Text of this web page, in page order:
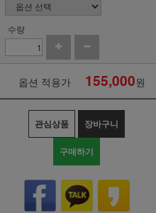
수량
옵션 적용가 155,000원
관심상품 장바구니
구매하기